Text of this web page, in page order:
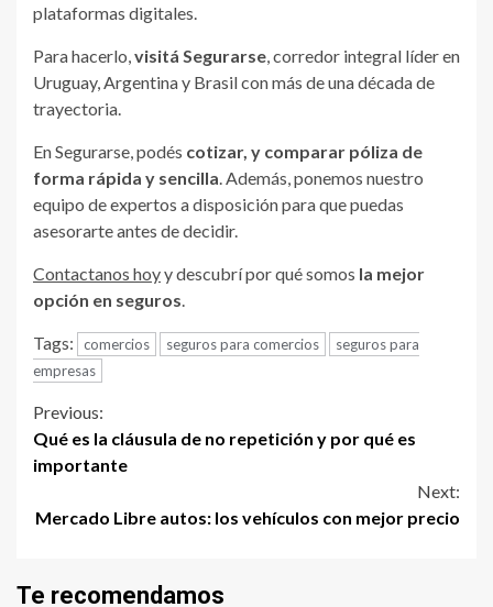
plataformas digitales.
Para hacerlo, visitá Segurarse , corredor integral líder en
Uruguay, Argentina y Brasil con más de una década de
trayectoria.
En Segurarse, podés cotizar, y comparar póliza de
forma rápida y sencilla . Además, ponemos nuestro
equipo de expertos a disposición para que puedas
asesorarte antes de decidir.
Contactanos hoyy descubrí por qué somos la mejor
opción en seguros
Tags: comercios seguros para comercios
seguros para
empresas
Continue
Reading
Previous:
Qué es la cláusula de no repetición y por qué es
importante
Next:
Mercado Libre autos: los vehículos con mejor precio
Te recomendamos